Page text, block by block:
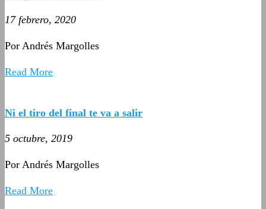
17 febrero, 2020
Por Andrés Margolles
Read More
Ni el tiro del final te va a salir
5 octubre, 2019
Por Andrés Margolles
Read More